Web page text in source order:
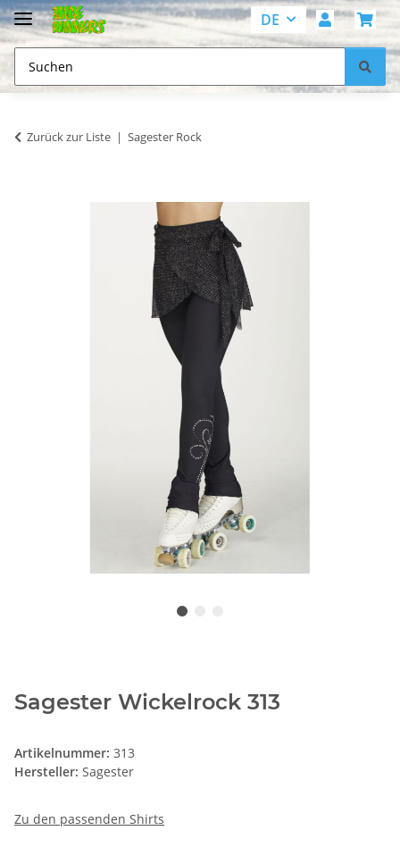
DE
Zurück zur Liste Sagester Rock
Sagester Wickelrock 313
Artikelnummer: 313
Hersteller: Sagester
Zu den passenden Shirts